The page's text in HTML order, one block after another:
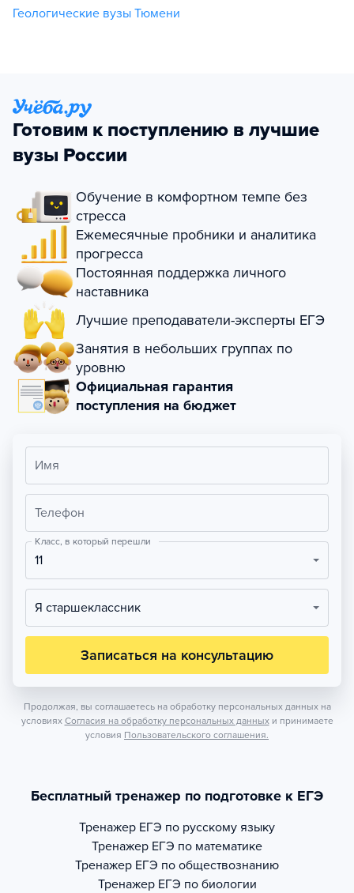
Геологические вузы Тюмени
Готовим к поступлению в лучшие
вузы России
Обучение в комфортном темпе без
стресса
Ежемесячные пробники и аналитика
прогресса
Постоянная поддержка личного
наставника
Лучшие преподаватели-эксперты ЕГЭ
Занятия в небольших группах по
уровню
Официальная гарантия
поступления на бюджет
Имя
Телефон
Класс, в который перешли
11
Я старшеклассник
Записаться на консультацию
Продолжая, вы соглашаетесь на обработку персональных данных на
условиях Согласия на обработку персональных данных и принимаете
условия Пользовательского соглашения.
Бесплатный тренажер по подготовке к ЕГЭ
Тренажер ЕГЭ по русскому языку
Тренажер ЕГЭ по математике
Тренажер ЕГЭ по обществознанию
Тренажер ЕГЭ по биологии